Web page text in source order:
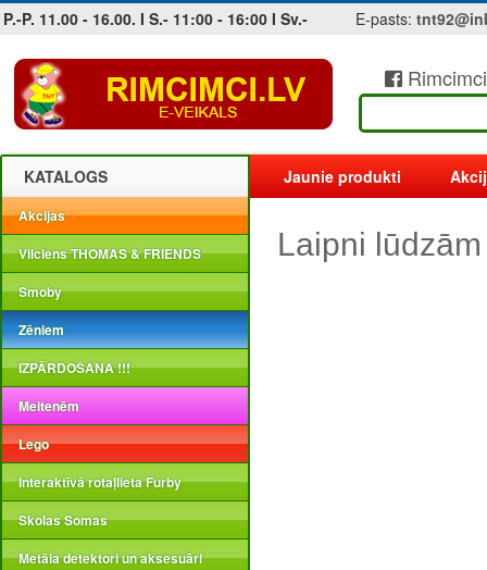
P.-P. 11.00 - 16.00. I S.- 11:00 - 16:00 I Sv.- E-pasts:
Jobs at sea and maritime vacancies
KATALOGS
Akcijas
Vilciens THOMAS & FRIENDS
Smoby
Zēniem
IZPĀRDOŠANA !!!
Meitenēm
Lego
Interaktīvā rotaļlieta Furby
Skolas Somas
Metāla detektori un aksesuāri
Jaunie produkti
Laipni